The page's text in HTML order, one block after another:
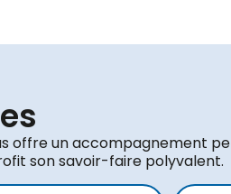
offre un accompagnement
son savoir-faire polyvalent.